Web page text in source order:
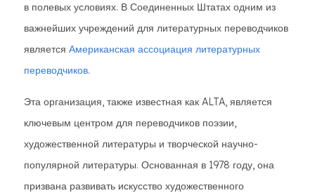
в полевых условиях. В Соединенных Штатах одним из
важнейших учреждений для литературных переводчиков
является Американская ассоциация литературных
переводчиков.
Эта организация, также известная как ALTA, является
ключевым центром для переводчиков поэзии,
художественной литературы и творческой научно-
популярной литературы. Основанная в 1978 году, она
призвана развивать искусство художественного